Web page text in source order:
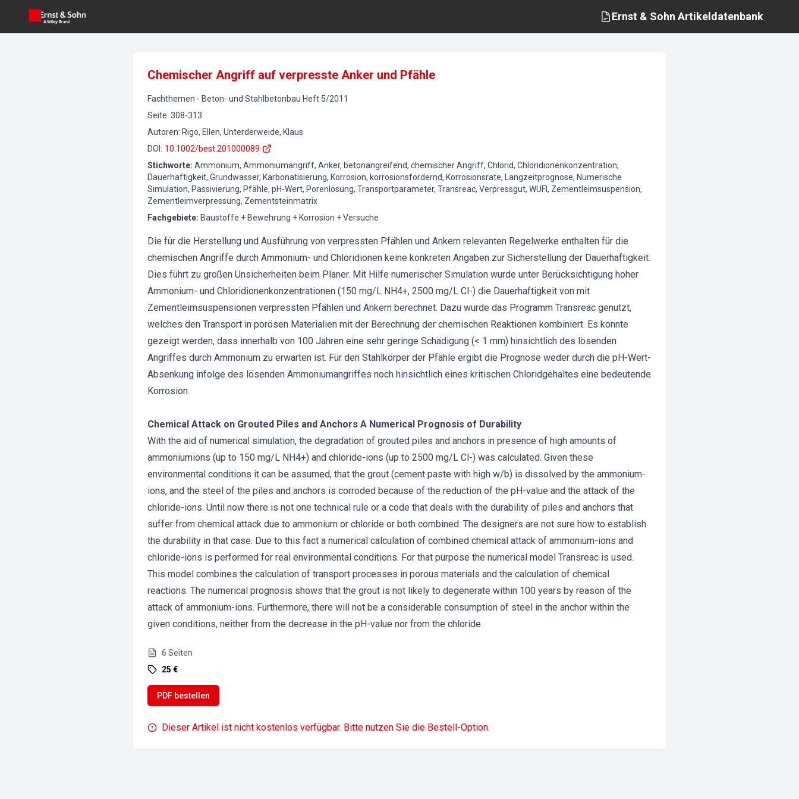
Ernst & Sohn Artikeldatenbank
Chemischer Angriff auf verpresste Anker und Pfähle
Fachthemen - Beton- und Stahlbetonbau Heft 5/2011
Seite: 308-313
Autoren: Rigo, Ellen, Unterderweide, Klaus
DOI : 10.1002/best.201000089
Stichworte: Ammonium, Ammoniumangriff, Anker, betonangreifend, chemischer Angriff, Chlorid, Chloridionenkonzentration,
Dauerhaftigkeit, Grundwasser, Karbonatisierung, Korrosion, korrosionsfördernd, Korrosionsrate, Langzeitprognose, Numerische
Simulation, Passivierung, Pfähle, pH-Wert, Porenlösung, Transportparameter, Transreac, Verpressgut, WUFI, Zementleimsuspension,
Zementleimverpressung, Zementsteinmatrix
Fachgebiete: Baustoffe + Bewehrung + Korrosion + Versuche
Die für die Herstellung und Ausführung von verpressten Pfählen und Ankern relevanten Regelwerke enthalten für die
chemischen Angriffe durch Ammonium- und Chloridionen keine konkreten Angaben zur Sicherstellung der Dauerhaftigkeit.
Dies führt zu großen Unsicherheiten beim Planer. Mit Hilfe numerischer Simulation wurde unter Berücksichtigung hoher
Ammonium- und Chloridionenkonzentrationen (150 mg/L NH4+, 2500 mg/L Cl-) die Dauerhaftigkeit von mit
Zementleimsuspensionen verpressten Pfählen und Ankern berechnet. Dazu wurde das Programm Transreac genutzt,
welches den Transport in porösen Materialien mit der Berechnung der chemischen Reaktionen kombiniert. Es konnte
gezeigt werden, dass innerhalb von 100 Jahren eine sehr geringe Schädigung (< 1 mm) hinsichtlich des lösenden
Angriffes durch Ammonium zu erwarten ist. Für den Stahlkörper der Pfähle ergibt die Prognose weder durch die pH-Wert-
Absenkung infolge des lösenden Ammoniumangriffes noch hinsichtlich eines kritischen Chloridgehaltes eine bedeutende
Korrosion.
Chemical Attack on Grouted Piles and Anchors A Numerical Prognosis of Durability
With the aid of numerical simulation, the degradation of grouted piles and anchors in presence of high amounts of
ammoniumions (up to 150 mg/L NH4+) and chloride-ions (up to 2500 mg/L Cl-) was calculated. Given these
environmental conditions it can be assumed, that the grout (cement paste with high w/b) is dissolved by the ammonium-
ions, and the steel of the piles and anchors is corroded because of the reduction of the pH-value and the attack of the
chloride-ions. Until now there is not one technical rule or a code that deals with the durability of piles and anchors that
suffer from chemical attack due to ammonium or chloride or both combined. The designers are not sure how to establish
the durability in that case. Due to this fact a numerical calculation of combined chemical attack of ammonium-ions and
chloride-ions is performed for real environmental conditions. For that purpose the numerical model Transreac is used.
This model combines the calculation of transport processes in porous materials and the calculation of chemical
reactions. The numerical prognosis shows that the grout is not likely to degenerate within 100 years by reason of the
attack of ammonium-ions. Furthermore, there will not be a considerable consumption of steel in the anchor within the
given conditions, neither from the decrease in the pH-value nor from the chloride.
6 Seiten
25 €
PDF bestellen
Dieser Artikel ist nicht kostenlos verfügbar. Bitte nutzen Sie die Bestell-Option.